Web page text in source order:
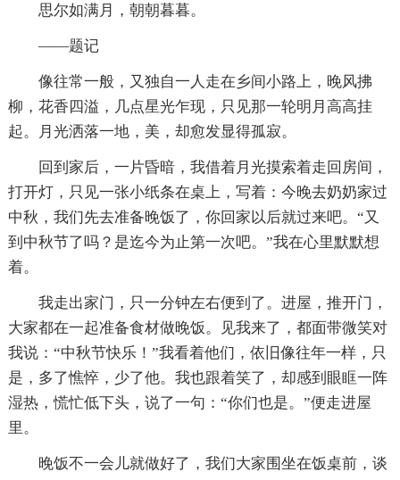
思尔如满月，朝朝暮暮。
——题记
像往常一般，又独自一人走在乡间小路上，晚风拂
柳，花香四溢，几点星光乍现，只见那一轮明月高高挂
起。月光洒落一地，美，却愈发显得孤寂。
回到家后，一片昏暗，我借着月光摸索着走回房间，
打开灯，只见一张小纸条在桌上，写着：今晚去奶奶家过
中秋，我们先去准备晚饭了，你回家以后就过来吧。“又
到中秋节了吗？是迄今为止第一次吧。”我在心里默默想
着。
我走出家门，只一分钟左右便到了。进屋，推开门，
大家都在一起准备食材做晚饭。见我来了，都面带微笑对
我说：“中秋节快乐！”我看着他们，依旧像往年一样，只
是，多了憔悴，少了他。我也跟着笑了，却感到眼眶一阵
湿热，慌忙低下头，说了一句：“你们也是。”便走进屋
里。
晚饭不一会儿就做好了，我们大家围坐在饭桌前，谈